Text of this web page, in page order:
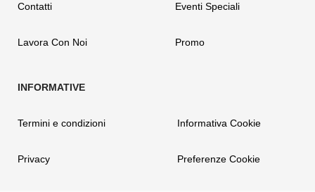
Contatti
Lavora Con Noi
Eventi Speciali
Promo
Termini e condizioni
Privacy
Informativa Cookie
Preferenze Cookie